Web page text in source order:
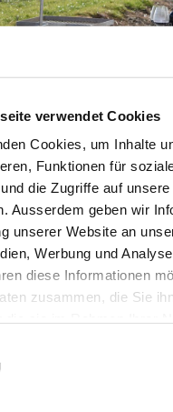
verwendet Cookies
Cookies, um Inhalte
Funktionen für
die Zugriffe auf
Ausserdem geben wir
unserer Website an
Werbung und
diese Informationen
zusammen, die Sie
Tags: brunnen,
Kategorien:
KOMMENTAR